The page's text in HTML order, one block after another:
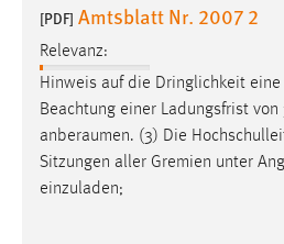
[PDF] Amtsblatt Nr. 2007 2
Relevanz:
Hinweis auf die Dringlichkeit
Beachtung einer Ladungsfrist von
anberaumen. (3) Die
Sitzungen aller Gremien unter
einzuladen;